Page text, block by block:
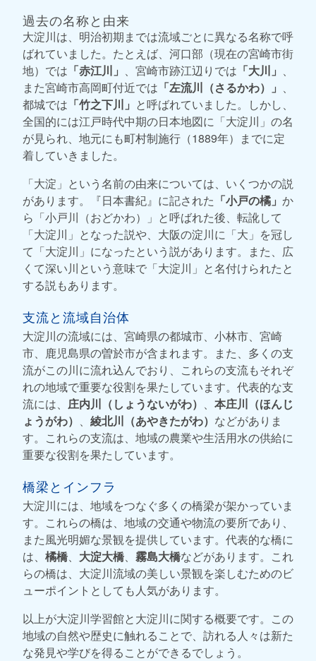
過去の名称と由来
大淀川は、明治初期までは流域ごとに異なる名称で呼
ばれていました。たとえば、河口部（現在の宮崎市街
地）では 「赤江川」 、宮崎市跡江辺りでは 「大川」 、
また宮崎市高岡町付近では 「左流川（さるかわ）」 、
都城では 「竹之下川」 と呼ばれていました。しかし、
全国的には江戸時代中期の日本地図に「大淀川」の名
が見られ、地元にも町村制施行（1889年）までに定
着していきました。
「大淀」という名前の由来については、いくつかの説
があります。『日本書紀』に記された 「小戸の橘」 か
ら「小戸川（おどかわ）」と呼ばれた後、転訛して
「大淀川」となった説や、大阪の淀川に「大」を冠し
て「大淀川」になったという説があります。また、広
くて深い川という意味で「大淀川」と名付けられたと
する説もあります。
支流と流域自治体
大淀川の流域には、宮崎県の都城市、小林市、宮崎
市、鹿児島県の曽於市が含まれます。また、多くの支
流がこの川に流れ込んでおり、これらの支流もそれぞ
れの地域で重要な役割を果たしています。代表的な支
流には、 庄内川（しょうないがわ） 、 本庄川（ほんじ
ょうがわ） 、 綾北川（あやきたがわ） などがありま
す。これらの支流は、地域の農業や生活用水の供給に
重要な役割を果たしています。
橋梁とインフラ
大淀川には、地域をつなぐ多くの橋梁が架かっていま
す。これらの橋は、地域の交通や物流の要所であり、
また風光明媚な景観を提供しています。代表的な橋に
は、 橘橋、 大淀大橋、 霧島大橋などがあります。これ
らの橋は、大淀川流域の美しい景観を楽しむためのビ
ューポイントとしても人気があります。
以上が大淀川学習館と大淀川に関する概要です。この
地域の自然や歴史に触れることで、訪れる人々は新た
な発見や学びを得ることができるでしょう。